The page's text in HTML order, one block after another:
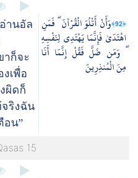
านอัล
าก็จะ
เพื่อ
ผิดก็
ริงฉัน
อน”
﴿92﴾
وَأَنْ أَتْلُوَ الْقُرْآنَ ۖ فَمَنِ
اهْتَدَىٰ فَإِنَّمَا يَهْتَدِي لِنَفْسِهِ
ۖ وَمَن ضَلَّ فَقُلْ إِنَّمَا أَنَا
مِنَ الْمُنذِرِينَ
15